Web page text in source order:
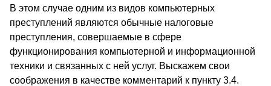
В этом случае одним из видов компьютерных
преступлений являются обычные налоговые
преступления, совершаемые в сфере
функционирования компьютерной и информационной
техники и связанных с ней услуг. Выскажем свои
соображения в качестве комментарий к пункту 3.4.